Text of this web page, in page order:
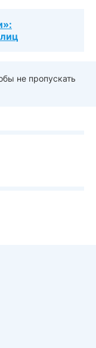
не пропускать